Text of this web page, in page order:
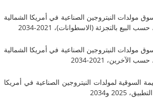
النيتروجين الصناعية في أمريكا الشمالية
(الاسطوانات)، 2021-2034
النيتروجين الصناعية في أمريكا الشمالية
2034
لمولدات النيتروجين الصناعية في أمريكا